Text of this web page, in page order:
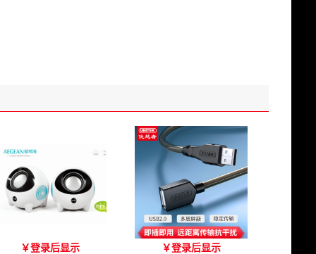
爱琴海A2000音箱
￥登录后显示
优越者Y-C417A 国标无氧
￥登录后显示